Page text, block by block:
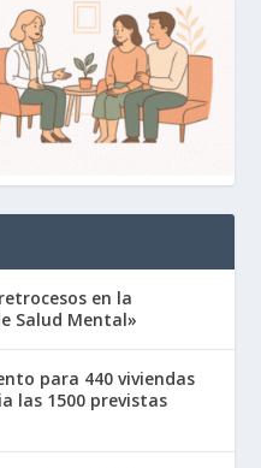
en la
Salud Mental»
para 440 viviendas
las 1500 previstas